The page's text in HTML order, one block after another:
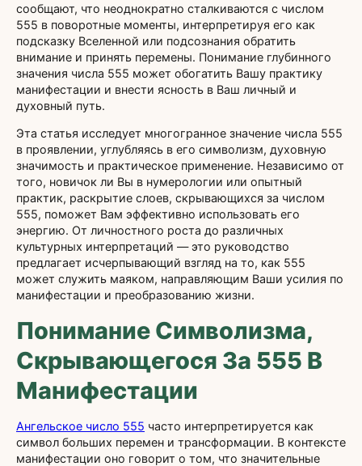
сообщают, что неоднократно сталкиваются с числом
555 в поворотные моменты, интерпретируя его как
подсказку Вселенной или подсознания обратить
внимание и принять перемены. Понимание глубинного
значения числа 555 может обогатить Вашу практику
манифестации и внести ясность в Ваш личный и
духовный путь.
Эта статья исследует многогранное значение числа 555
в проявлении, углубляясь в его символизм, духовную
значимость и практическое применение. Независимо от
того, новичок ли Вы в нумерологии или опытный
практик, раскрытие слоев, скрывающихся за числом
555, поможет Вам эффективно использовать его
энергию. От личностного роста до различных
культурных интерпретаций — это руководство
предлагает исчерпывающий взгляд на то, как 555
может служить маяком, направляющим Ваши усилия по
манифестации и преобразованию жизни.
Понимание Символизма,
Скрывающегося За 555 В
Манифестации
Ангельское число 555 часто интерпретируется как
символ больших перемен и трансформации. В контексте
манифестации оно говорит о том, что значительные